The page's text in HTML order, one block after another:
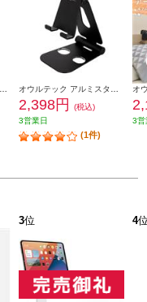
2,398円
(税込)
3営業日
(1件)
3営
3位 4